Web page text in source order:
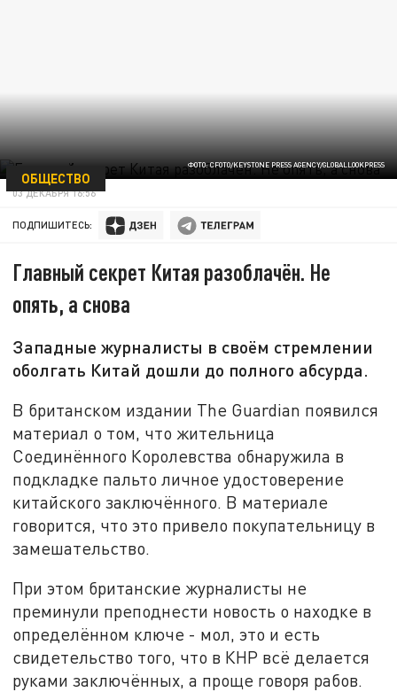
ФОТО: CFOTO/KEYSTONE PRESS AGENCY/GLOBALLOOKPRESS
ОБЩЕСТВО
03 ДЕКАБРЯ 16:56
ПОДПИШИТЕСЬ:
Главный секрет Китая разоблачён. Не
опять, а снова
Западные журналисты в своём стремлении
оболгать Китай дошли до полного абсурда.
В британском издании The Guardian появился
материал о том, что жительница
Соединённого Королевства обнаружила в
подкладке пальто личное удостоверение
китайского заключённого. В материале
говорится, что это привело покупательницу в
замешательство.
При этом британские журналисты не
преминули преподнести новость о находке в
определённом ключе - мол, это и есть
свидетельство того, что в КНР всё делается
руками заключённых, а проще говоря рабов.